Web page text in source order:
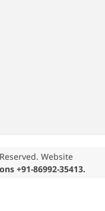
Website
+91-86992-35413.